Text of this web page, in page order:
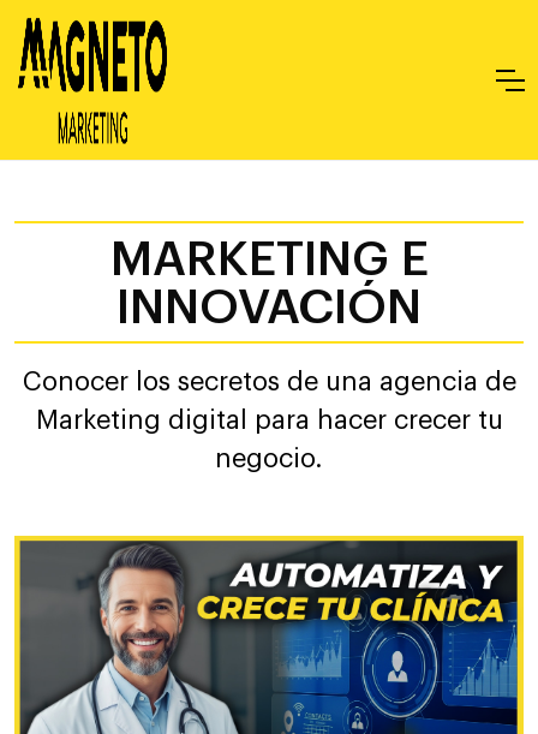
MARKETING E
INNOVACIÓN
Conocer los secretos de una agencia de
Marketing digital para hacer crecer tu
negocio.